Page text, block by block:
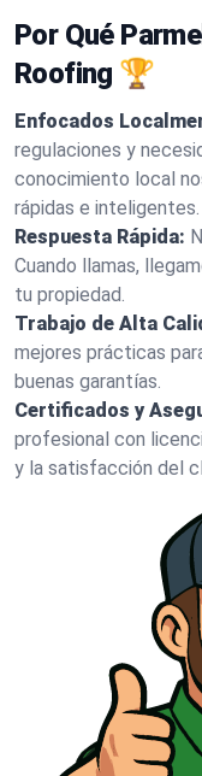
Por Qué
Roofing 🏆
Enfocados
regulaciones y
conocimiento local
rápidas e inteligentes.
Respuesta Rápida:
Cuando llamas,
tu propiedad.
Trabajo de Alta
mejores prácticas
buenas garantías.
Certificados y
profesional con
y la satisfacción del